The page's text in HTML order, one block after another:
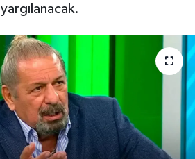
yargılanacak.